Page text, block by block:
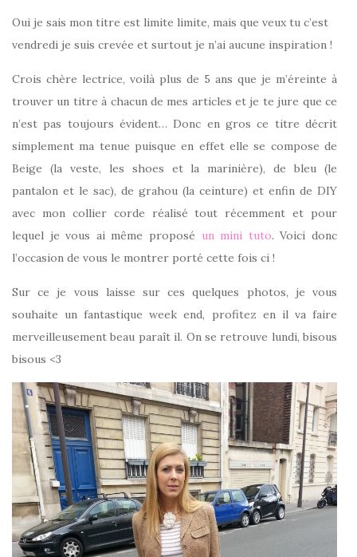
Oui je sais mon titre est limite limite, mais que veux tu c’est
vendredi je suis crevée et surtout je n’ai aucune inspiration !
Crois chère lectrice, voilà plus de 5 ans que je m’éreinte à
trouver un titre à chacun de mes articles et je te jure que ce
n’est pas toujours évident… Donc en gros ce titre décrit
simplement ma tenue puisque en effet elle se compose de
Beige (la veste, les shoes et la marinière), de bleu (le
pantalon et le sac), de grahou (la ceinture) et enfin de DIY
avec mon collier corde réalisé tout récemment et pour
lequel je vous ai même proposé un mini tuto. Voici donc
l’occasion de vous le montrer porté cette fois ci !
Sur ce je vous laisse sur ces quelques photos, je vous
souhaite un fantastique week end, profitez en il va faire
merveilleusement beau paraît il. On se retrouve lundi, bisous
bisous <3